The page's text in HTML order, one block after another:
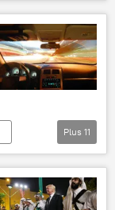
Plus 11